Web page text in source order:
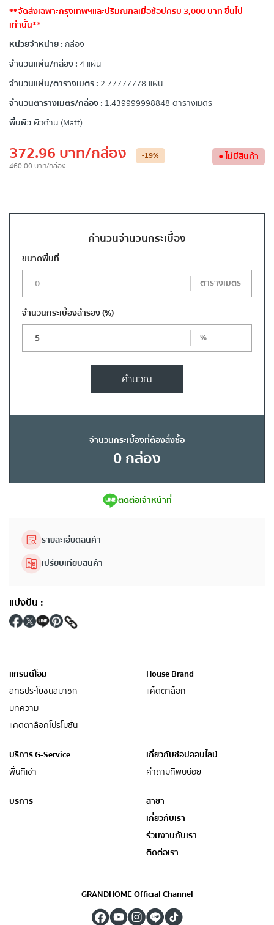
**จัดส่งเฉพาะกรุงเทพฯและปริมณฑลเมื่อช้อปครบ 3,000 บาท ขึ้นไป
เท่านั้น**
หน่วยจำหน่าย : กล่อง
จำนวนแผ่น/กล่อง :4 แผ่น
จำนวนแผ่น/ตารางเมตร : 2.77777778 แผ่น
จำนวนตารางเมตร/กล่อง : 1.439999998848 ตารางเมตร
พื้นผิว ผิวด้าน (Matt)
372.96 บาท/กล่อง
460.00บาท/กล่อง
-19% ●ไม่มีสินค้า
คำนวนจำนวนกระเบื้อง
ขนาดพื้นที่
ตารางเมตร
จำนวนกระเบื้องสำรอง(%)
%
คำนวณ
จำนวนกระเบื้องที่ต้องสั่งซื้อ
0กล่อง
ติดต่อเจ้าหน้าที่
รายละเอียดสินค้า
เปรียบเทียบสินค้า
แบ่งปัน :
แกรนด์โฮม
สิทธิประโยชน์สมาชิก
บทความ
แคตตาล็อคโปรโมชั่น
House Brand
แค็ตตาล็อก
บริการ G-Service
พื้นที่เช่า
เกี่ยวกับช้อปออนไลน์
คำถามที่พบบ่อย
บริการ
สาขา
เกี่ยวกับเรา
ร่วมงานกับเรา
ติดต่อเรา
GRANDHOME Official Channel